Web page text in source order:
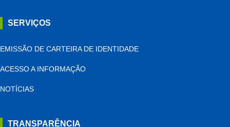
SERVIÇOS
EMISSÃO DE CARTEIRA DE IDENTIDADE
ACESSO A INFORMAÇÃO
NOTÍCIAS
TRANSPARÊNCIA